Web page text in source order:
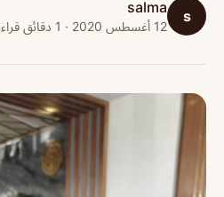
s
salma
12 أغسطس 2020 · 1 دقائق قراءة